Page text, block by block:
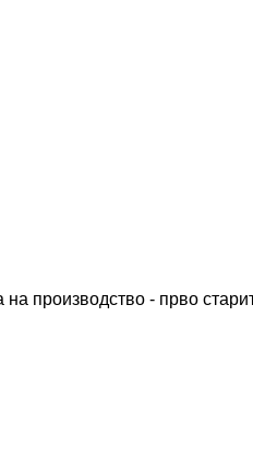
на производство - прво